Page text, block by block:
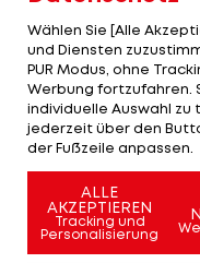
für die Gastgeber.
Lamela (90.)
(78.) kann
Tabelle liegen die
sechs.
Mehr zum
Wählen Sie [Alle
und Diensten
PUR Modus, ohne
Werbung fortzufahren.
individuelle Auswahl zu
jederzeit über den
der Fußzeile anpassen.
ALLE
AKZEPTIEREN
Tracking und
Personalisierung